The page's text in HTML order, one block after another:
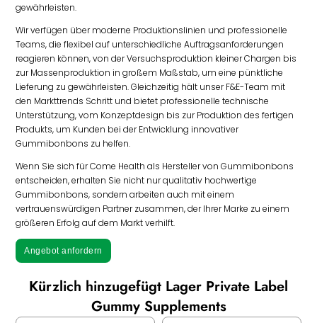
gewährleisten.
Wir verfügen über moderne Produktionslinien und professionelle
Teams, die flexibel auf unterschiedliche Auftragsanforderungen
reagieren können, von der Versuchsproduktion kleiner Chargen bis
zur Massenproduktion in großem Maßstab, um eine pünktliche
Lieferung zu gewährleisten. Gleichzeitig hält unser F&E-Team mit
den Markttrends Schritt und bietet professionelle technische
Unterstützung, vom Konzeptdesign bis zur Produktion des fertigen
Produkts, um Kunden bei der Entwicklung innovativer
Gummibonbons zu helfen.
Wenn Sie sich für Come Health als Hersteller von Gummibonbons
entscheiden, erhalten Sie nicht nur qualitativ hochwertige
Gummibonbons, sondern arbeiten auch mit einem
vertrauenswürdigen Partner zusammen, der Ihrer Marke zu einem
größeren Erfolg auf dem Markt verhilft.
Angebot anfordern
Kürzlich hinzugefügt Lager Private Label
Gummy Supplements